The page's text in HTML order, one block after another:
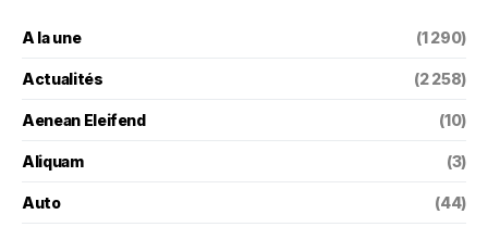
A la une (1 290)
Actualités (2 258)
Aenean Eleifend (10)
Aliquam (3)
Auto (44)